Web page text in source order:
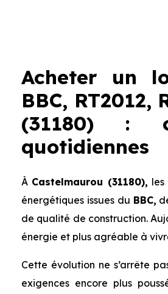
Acheter un
BBC, RT2012,
(31180) :
quotidiennes
À Castelmaurou (31180),
énergétiques issues du BBC,
de qualité de construction.
énergie et plus agréable à
Cette évolution ne s’arrête
exigences encore plus